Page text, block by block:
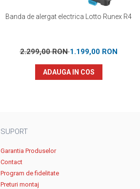
Banda de alergat electrica Lotto Runex R4
2.299,00 RON1.199,00 RON
ADAUGA IN COS
SUPORT
Garantia Produselor
Contact
Program de fidelitate
Preturi montaj